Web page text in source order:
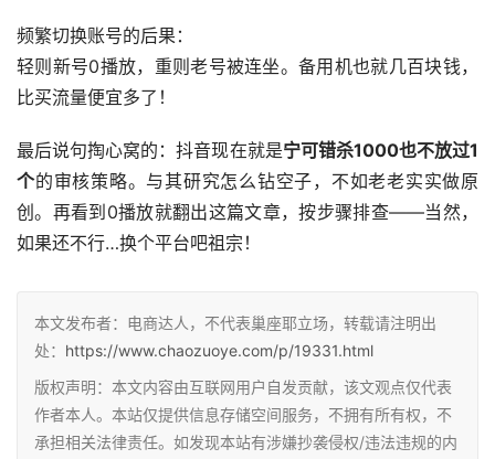
频繁切换账号的后果：
轻则新号0播放，重则老号被连坐。备用机也就几百块钱，
比买流量便宜多了！
最后说句掏心窝的：抖音现在就是宁可错杀1000也不放过1
个的审核策略。与其研究怎么钻空子，不如老老实实做原
创。再看到0播放就翻出这篇文章，按步骤排查——当然，
如果还不行…换个平台吧祖宗！
本文发布者：电商达人，不代表巢座耶立场，转载请注明出
处： https://www.chaozuoye.com/p/19331.html
版权声明：本文内容由互联网用户自发贡献，该文观点仅代表
作者本人。本站仅提供信息存储空间服务，不拥有所有权，不
承担相关法律责任。如发现本站有涉嫌抄袭侵权/违法违规的内